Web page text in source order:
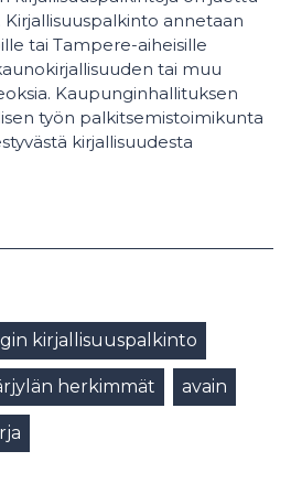
annetaan
tai Tampere-aiheisille
tai muu
Kaupunginhallituksen
työn palkitsemistoimikunta
kirjallisuudesta
kirjallisuuspalkinto
herkimmät avain